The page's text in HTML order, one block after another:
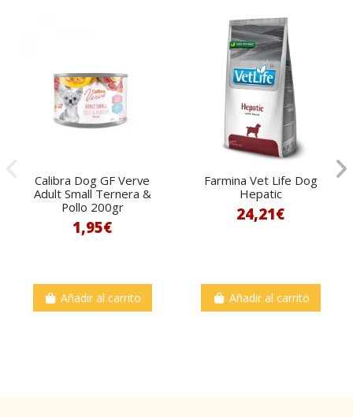
Calibra Dog GF Verve
Adult Small Ternera &
Pollo 200gr
1,95€
Añadir al carrito
Farmina Vet Life Dog
Hepatic
24,21€
Añadir al carrito